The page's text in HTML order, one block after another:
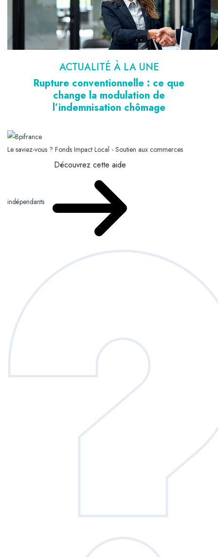
ACTUALITÉ À LA UNE
Rupture conventionnelle : ce que
change la modulation de
l’indemnisation chômage
Le saviez-vous ? Fonds Impact Local - Soutien aux commerces
indépendants
Découvrez cette aide